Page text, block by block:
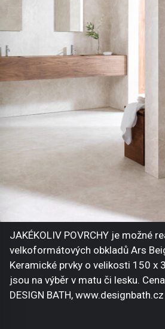
JAKÉKOLIV POVRCHY je možné
velkoformátových obkladů Ars
Keramické prvky o velikosti 150 x
jsou na výběr v matu či lesku.
DESIGN BATH, www.designbath.cz